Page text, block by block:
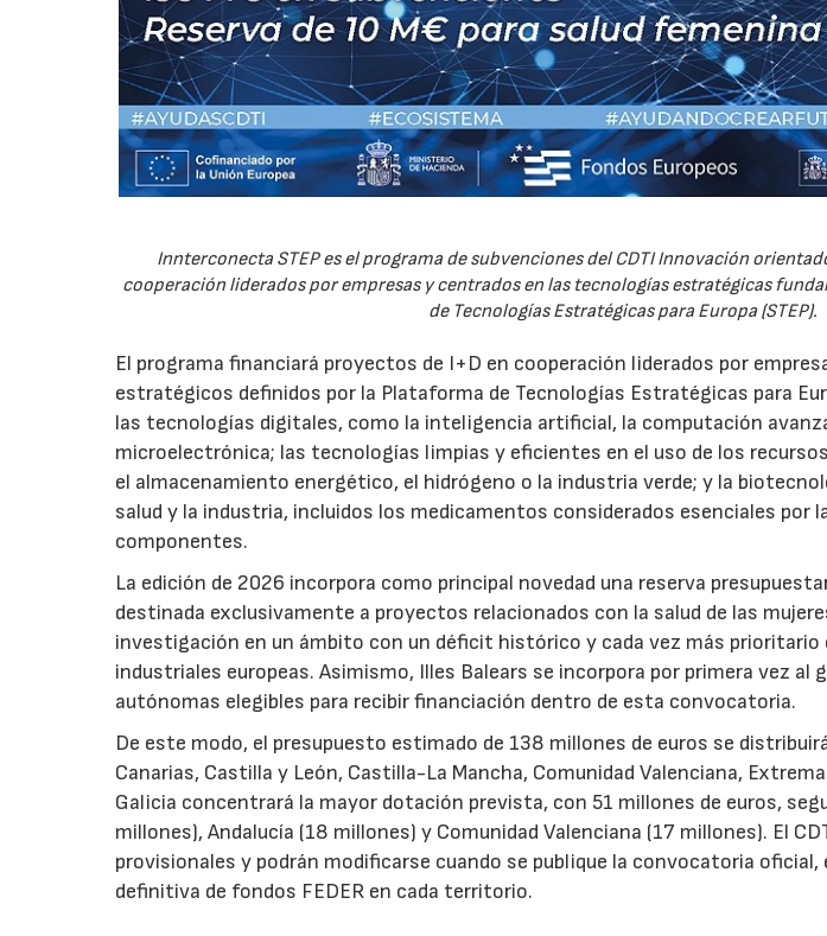
Innterconecta STEP es el programa de subvenciones del CDTI Innovación
cooperación liderados por empresas y centrados en las tecnologías estratégicas
de Tecnologías Estratégicas para Europa (STEP).
El programa financiará proyectos de I+D en cooperación liderados por
estratégicos definidos por la Plataforma de Tecnologías Estratégicas para
las tecnologías digitales, como la inteligencia artificial, la computación
microelectrónica; las tecnologías limpias y eficientes en el uso de los
el almacenamiento energético, el hidrógeno o la industria verde; y la
salud y la industria, incluidos los medicamentos considerados esenciales por
componentes.
La edición de 2026 incorpora como principal novedad una reserva
destinada exclusivamente a proyectos relacionados con la salud de las
investigación en un ámbito con un déficit histórico y cada vez más
industriales europeas. Asimismo, Illes Balears se incorpora por primera vez al
autónomas elegibles para recibir financiación dentro de esta convocatoria.
De este modo, el presupuesto estimado de 138 millones de euros se
Canarias, Castilla y León, Castilla-La Mancha, Comunidad Valenciana,
Galicia concentrará la mayor dotación prevista, con 51 millones de euros,
millones), Andalucía (18 millones) y Comunidad Valenciana (17 millones). El
provisionales y podrán modificarse cuando se publique la convocatoria
definitiva de fondos FEDER en cada territorio.